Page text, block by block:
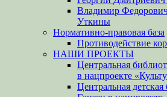
Владимир
Уткины
Нормативно-правовая база
Противодействие
НАШИ ПРОЕКТЫ
Центральная
в нацпроекте
Центральная